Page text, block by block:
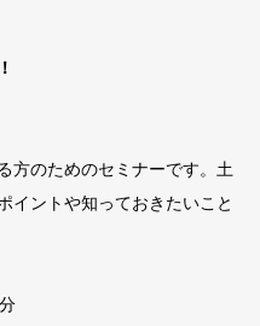
方のためのセミナーです。土
イントや知っておきたいこと